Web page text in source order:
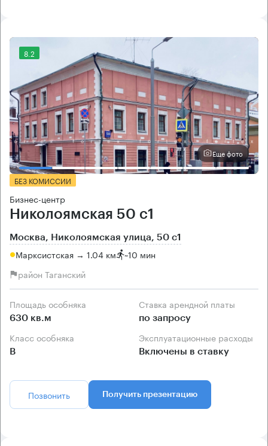
8.2
Еще фото
БЕЗ КОМИССИИ
Бизнес-центр
Николоямская 50 с1
Москва, Николоямская улица, 50 с1
Марксистская → 1.04 км ~10 мин
район Таганский
Площадь особняка
630 кв.м
Ставка арендной платы
по запросу
Класс особняка
B
Эксплуатационные расходы
Включены в ставку
Позвонить Получить презентацию